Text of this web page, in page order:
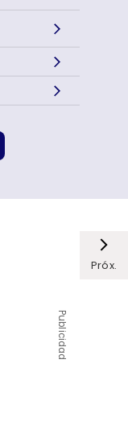
Próx.
Publicidad